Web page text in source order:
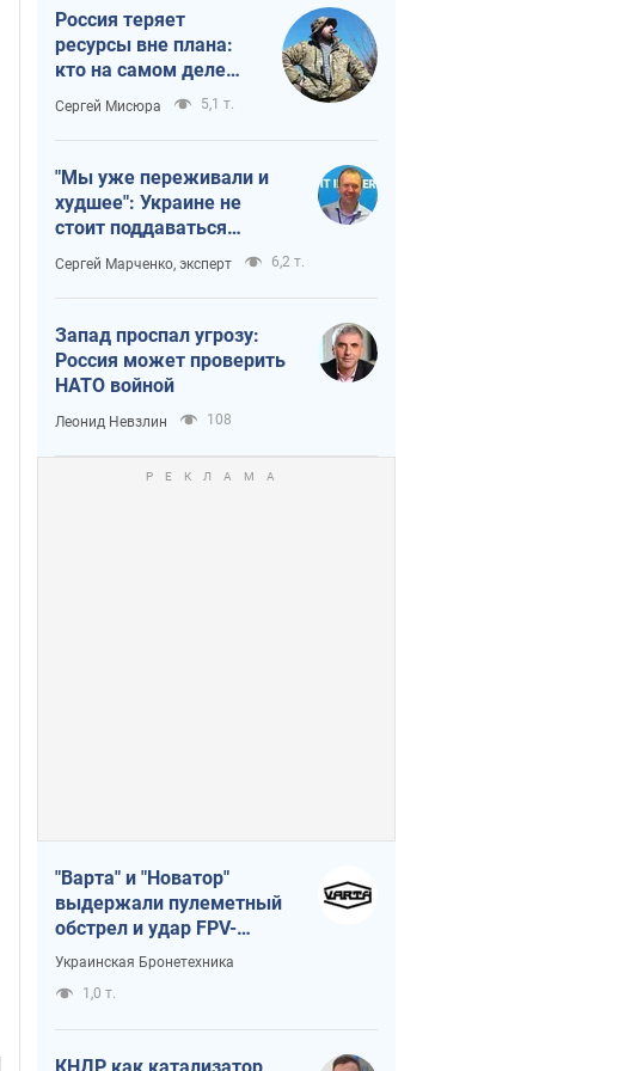
Россия теряет
ресурсы вне плана:
кто на самом деле
диктует темп войны
Сергей Мисюра 5,1 т.
"Мы уже переживали и
худшее": Украине не
стоит поддаваться
отчаянию из-за
ракетного террора
Сергей Марченко, эксперт 6,2 т.
Запад проспал угрозу:
Россия может проверить
НАТО войной
Леонид Невзлин 108
"Варта" и "Новатор"
выдержали пулеметный
обстрел и удар FPV-
дрона, сохранив жизнь
Украинская Бронетехника
1,0 т.